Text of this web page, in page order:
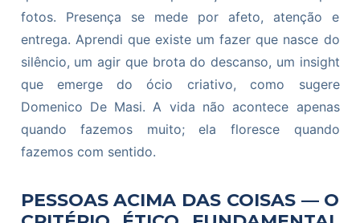
fotos. Presença se mede por afeto, atenção e
entrega. Aprendi que existe um fazer que nasce do
silêncio, um agir que brota do descanso, um insight
que emerge do ócio criativo, como sugere
Domenico De Masi. A vida não acontece apenas
quando fazemos muito; ela floresce quando
fazemos com sentido.
PESSOAS ACIMA DAS COISAS — O